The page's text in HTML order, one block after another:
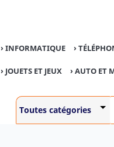
› INFORMATIQUE ›
› JOUETS ET JEUX ›AUTO ET